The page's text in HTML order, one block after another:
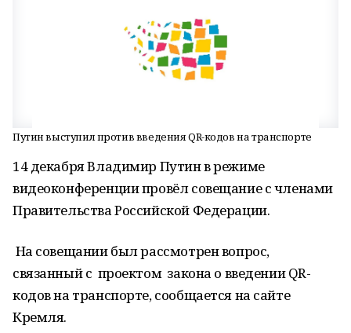
Путин выступил против введения QR-кодов на транспорте
14 декабря Владимир Путин в режиме
видеоконференции провёл совещание с членами
Правительства Российской Федерации.
На совещании был рассмотрен вопрос,
связанный с проектом закона о введении QR-
кодов на транспорте, сообщается на сайте
Кремля.